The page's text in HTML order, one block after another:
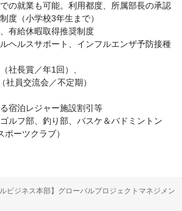
の就業も可能。利用都度、所属部長の承認
度（小学校3年生まで）
有給休暇取得推奨制度
ヘルスサポート、インフルエンザ予防接種
社長賞／年1回）、
社員交流会／不定期）
宿泊レジャー施設割引等
ルフ部、釣り部、バスケ＆バドミントン
ーツクラブ）
ビジネス本部】グローバルプロジェクトマネジメン